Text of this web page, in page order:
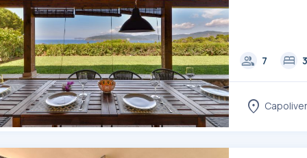
group 7 bed 3
location_on